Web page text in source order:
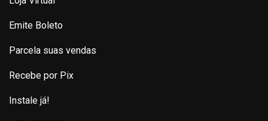
Emite Boleto
Parcela suas vendas
Recebe por Pix
Instale já!